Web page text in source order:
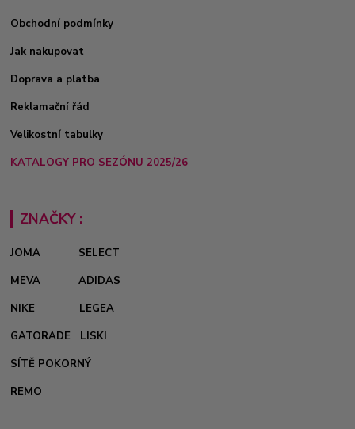
Obchodní podmínky
Jak nakupovat
Doprava a platba
Reklamační řád
Velikostní tabulky
KATALOGY PRO SEZÓNU 2025/26
ZNAČKY :
JOMA
SELECT
MEVA
ADIDAS
NIKE
LEGEA
GATORADE
LISKI
SÍTĚ POKORNÝ
REMO